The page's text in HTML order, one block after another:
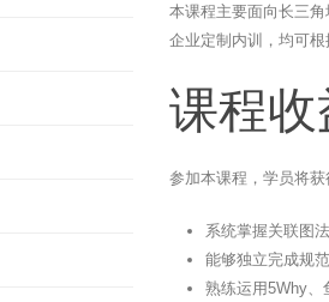
本课程主要面向长三
企业定制内训，均可
课程收
参加本课程，学员将
系统掌握关联图
能够独立完成规
熟练运用5Why